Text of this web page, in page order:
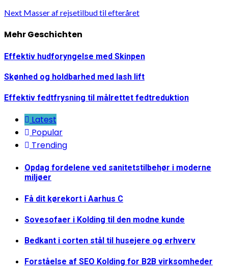
Continue
Reading
Next Masser af rejsetilbud til efteråret
Mehr Geschichten
Effektiv hudforyngelse med Skinpen
Skønhed og holdbarhed med lash lift
Effektiv fedtfrysning til målrettet fedtreduktion
Latest
Popular
Trending
Opdag fordelene ved sanitetstilbehør i moderne
miljøer
Få dit kørekort i Aarhus C
Sovesofaer i Kolding til den modne kunde
Bedkant i corten stål til husejere og erhverv
Forståelse af SEO Kolding for B2B virksomheder